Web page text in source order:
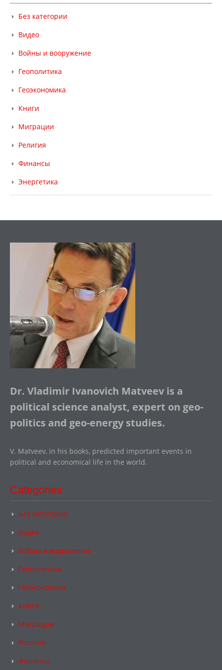
Без категории
Видео
Войны и вооружение
Геополитика
Геоэкономика
Книги
Миграции
Религия
Финансы
Энергетика
Dr. Vladimir Ivanovich Matveev is a
political science analyst, expert on geo-
politics and geo-energy studies.
V. Matveev, in his books, predicted important events in
political and economical life in the world.
Categories:
Без категории
Видео
Войны и вооружение
Геополитика
Геоэкономика
Книги
Миграции
Религия
Финансы